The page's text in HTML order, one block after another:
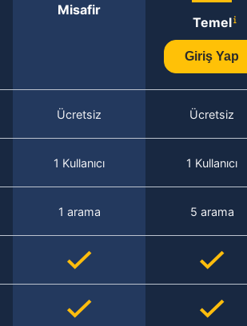
Misafir
Temel
Giriş Yap
Ücretsiz Ücretsiz
1 Kullanıcı 1 Kullanıcı
1 arama 5 arama